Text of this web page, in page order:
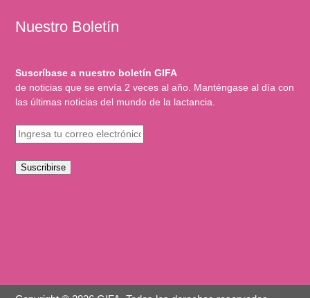
Nuestro Boletín
Suscríbase a nuestro boletín GIFA
de noticias que se envía 2 veces al año. Manténgase al día con
las últimas noticias del mundo de la lactancia.
Suscribirse